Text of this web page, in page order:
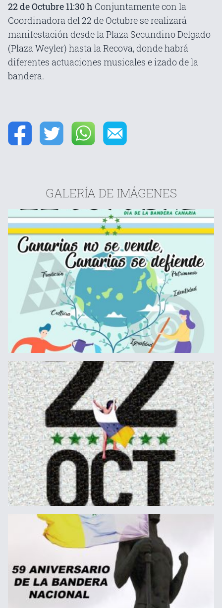
22 de Octubre 11:30 h Conjuntamente con la
Coordinadora del 22 de Octubre se realizará
manifestación desde la Plaza Secundino Delgado
(Plaza Weyler) hasta la Recova, donde habrá
diferentes actuaciones musicales e izado de la
bandera.
GALERÍA DE IMÁGENES